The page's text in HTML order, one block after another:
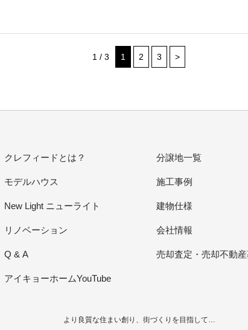
1 / 3 1 2 3 >
クレフィードとは？ 分譲地一覧
モデルハウス 施工事例
New Light ニューライト 建物仕様
リノベーション 会社情報
Q & A 売却査定・売却不動
アイキョーホームYouTube
より良質な住まい創り、街づくりを目指して…